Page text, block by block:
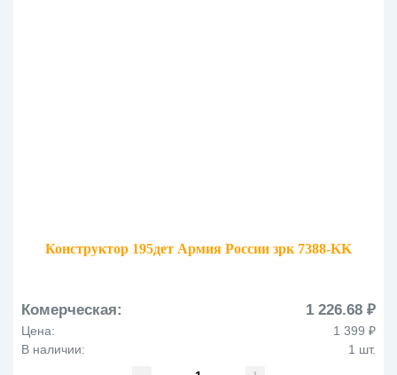
Конструктор 195дет Армия России зрк 7388-KK
Комерческая: 1 226.68 ₽
Цена:
1 399 ₽
В наличии:
1 шт.